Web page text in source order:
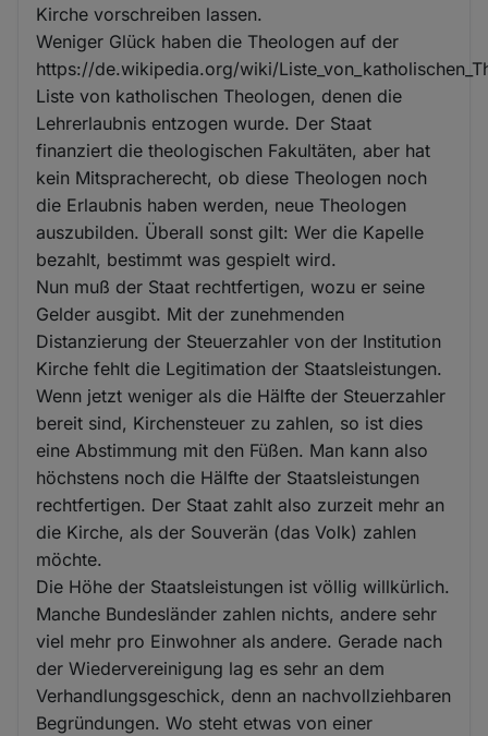
Kirche vorschreiben lassen.
Weniger Glück haben die Theologen auf der
https://de.wikipedia.org/wiki/
Liste von katholischen Theologen, denen die
Lehrerlaubnis entzogen wurde. Der Staat
finanziert die theologischen Fakultäten, aber hat
kein Mitspracherecht, ob diese Theologen noch
die Erlaubnis haben werden, neue Theologen
auszubilden. Überall sonst gilt: Wer die Kapelle
bezahlt, bestimmt was gespielt wird.
Nun muß der Staat rechtfertigen, wozu er seine
Gelder ausgibt. Mit der zunehmenden
Distanzierung der Steuerzahler von der Institution
Kirche fehlt die Legitimation der Staatsleistungen.
Wenn jetzt weniger als die Hälfte der Steuerzahler
bereit sind, Kirchensteuer zu zahlen, so ist dies
eine Abstimmung mit den Füßen. Man kann also
höchstens noch die Hälfte der Staatsleistungen
rechtfertigen. Der Staat zahlt also zurzeit mehr an
die Kirche, als der Souverän (das Volk) zahlen
möchte.
Die Höhe der Staatsleistungen ist völlig willkürlich.
Manche Bundesländer zahlen nichts, andere sehr
viel mehr pro Einwohner als andere. Gerade nach
der Wiedervereinigung lag es sehr an dem
Verhandlungsgeschick, denn an nachvollziehbaren
Begründungen. Wo steht etwas von einer